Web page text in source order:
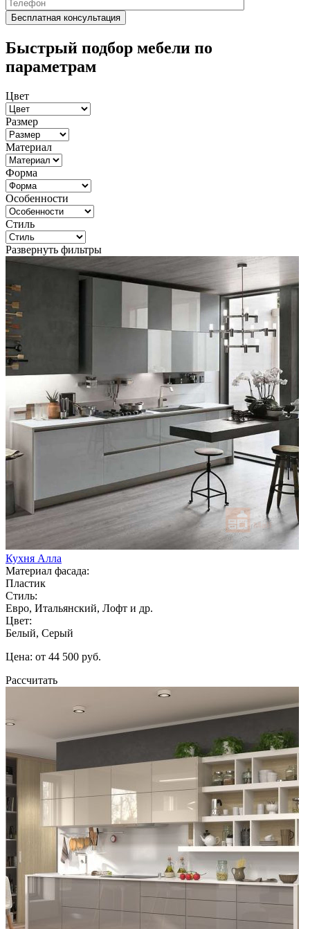
Быстрый подбор мебели по
параметрам
Цвет
Размер
Материал
Форма
Особенности
Стиль
Развернуть фильтры
Кухня Алла
Материал фасада:
Пластик
Стиль:
Евро, Итальянский, Лофт и др.
Цвет:
Белый, Серый
Цена: от 44 500 руб.
Рассчитать